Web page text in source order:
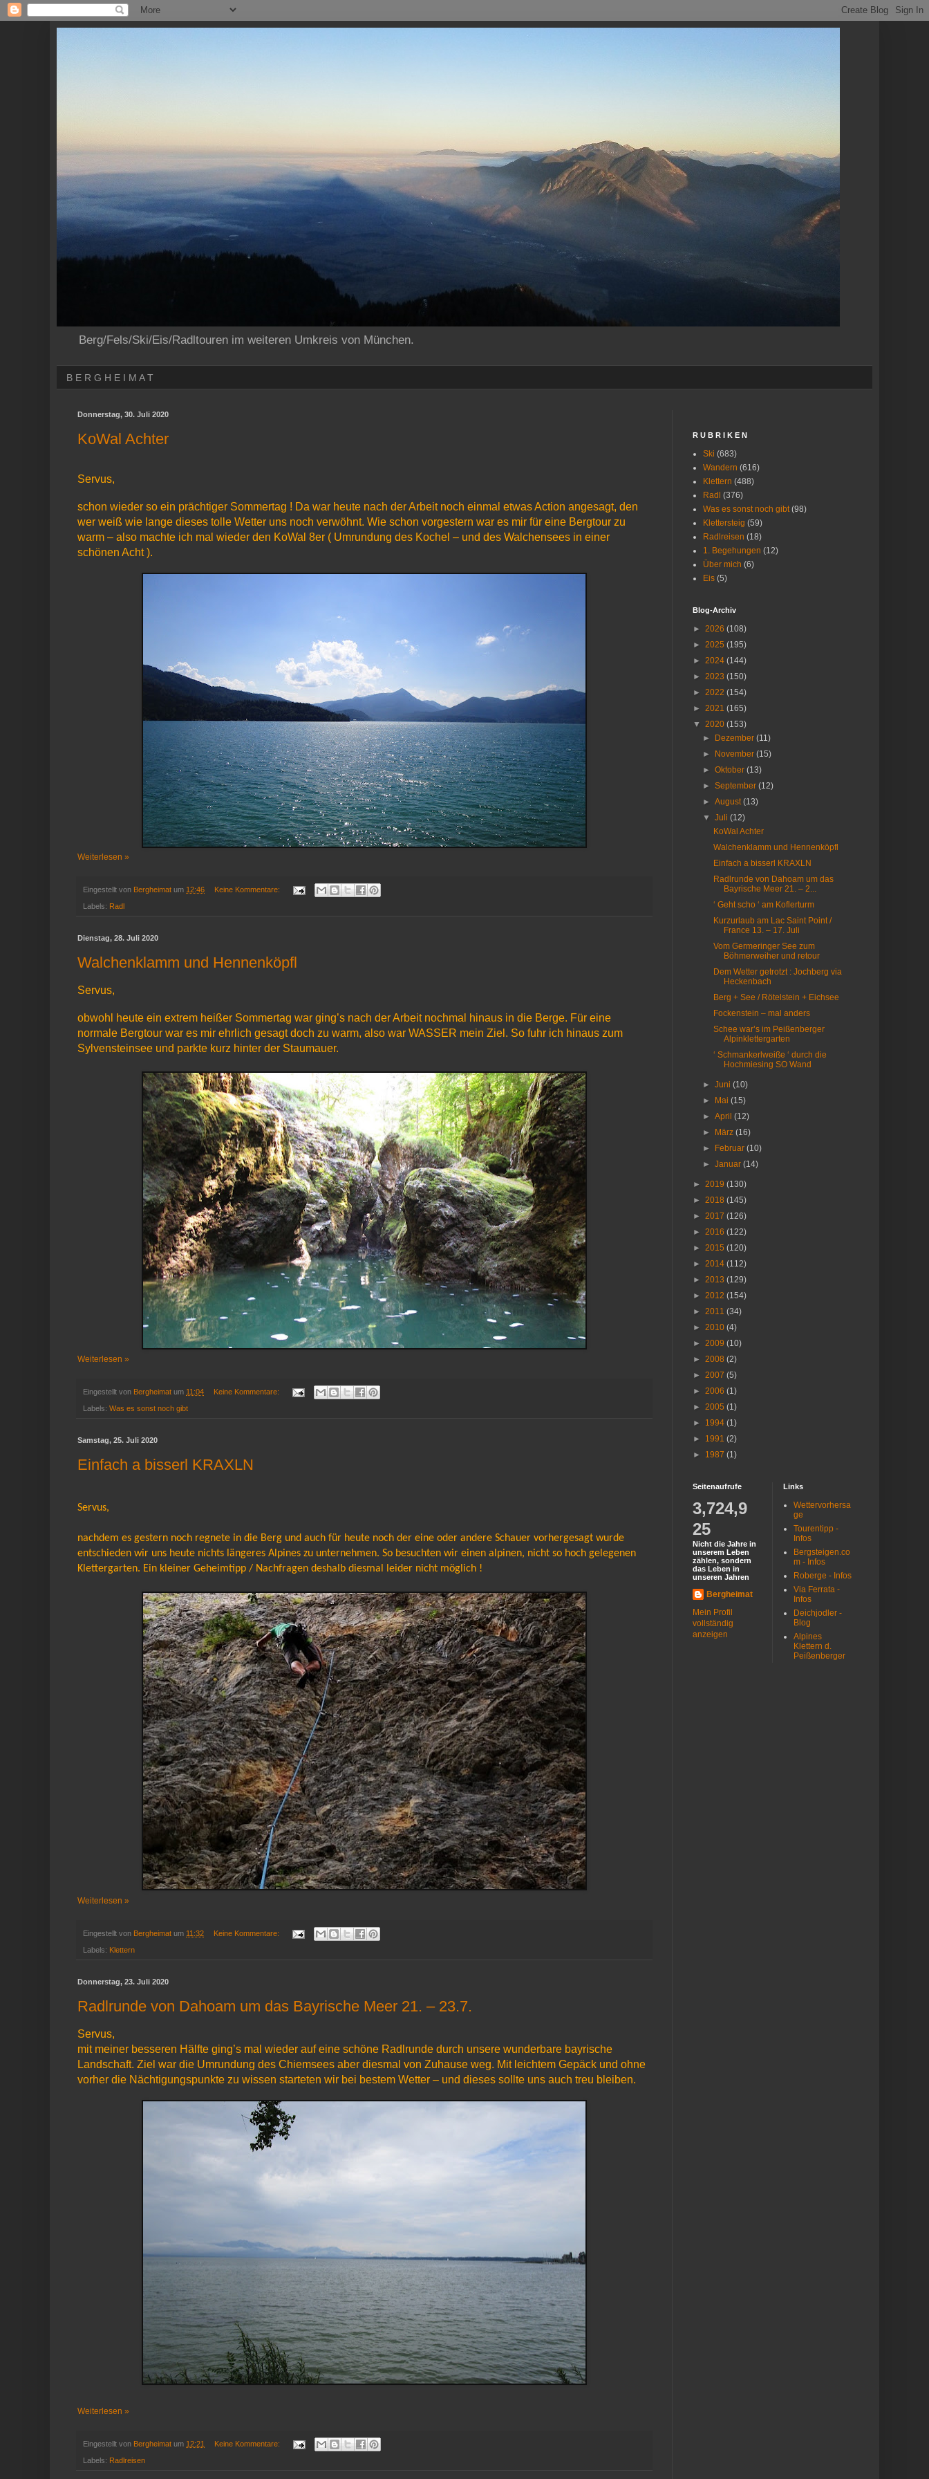
Berg/Fels/Ski/Eis/Radltouren im weiteren Umkreis von München.
B E R G H E I M A T
Donnerstag, 30. Juli 2020
KoWal Achter
Servus,
schon wieder so ein prächtiger Sommertag ! Da war heute nach der Arbeit noch einmal etwas Action angesagt, den
wer weiß wie lange dieses tolle Wetter uns noch verwöhnt. Wie schon vorgestern war es mir für eine Bergtour zu
warm – also machte ich mal wieder den KoWal 8er ( Umrundung des Kochel – und des Walchensees in einer
schönen Acht ).
Weiterlesen »
Eingestellt von Bergheimat um 12:46 Keine Kommentare:
Labels: Radl
Dienstag, 28. Juli 2020
Walchenklamm und Hennenköpfl
Servus,
obwohl heute ein extrem heißer Sommertag war ging’s nach der Arbeit nochmal hinaus in die Berge. Für eine
normale Bergtour war es mir ehrlich gesagt doch zu warm, also war WASSER mein Ziel. So fuhr ich hinaus zum
Sylvensteinsee und parkte kurz hinter der Staumauer.
Weiterlesen »
Eingestellt von Bergheimat um 11:04 Keine Kommentare:
Labels: Was es sonst noch gibt
Samstag, 25. Juli 2020
Einfach a bisserl KRAXLN
Servus,
nachdem es gestern noch regnete in die Berg und auch für heute noch der eine oder andere Schauer vorhergesagt wurde
entschieden wir uns heute nichts längeres Alpines zu unternehmen. So besuchten wir einen alpinen, nicht so hoch gelegenen
Klettergarten. Ein kleiner Geheimtipp / Nachfragen deshalb diesmal leider nicht möglich !
Weiterlesen »
Eingestellt von Bergheimat um 11:32 Keine Kommentare:
Labels: Klettern
Donnerstag, 23. Juli 2020
Radlrunde von Dahoam um das Bayrische Meer 21. – 23.7.
Servus,
mit meiner besseren Hälfte ging’s mal wieder auf eine schöne Radlrunde durch unsere wunderbare bayrische
Landschaft. Ziel war die Umrundung des Chiemsees aber diesmal von Zuhause weg. Mit leichtem Gepäck und ohne
vorher die Nächtigungspunkte zu wissen starteten wir bei bestem Wetter – und dieses sollte uns auch treu bleiben.
Weiterlesen »
Eingestellt von Bergheimat um 12:21 Keine Kommentare:
Labels: Radlreisen
R U B R I K E N
Ski (683)
Wandern (616)
Klettern (488)
Radl (376)
Was es sonst noch gibt (98)
Klettersteig (59)
Radlreisen (18)
1. Begehungen (12)
Über mich (6)
Eis (5)
Blog-Archiv
► 2026 (108)
► 2025 (195)
► 2024 (144)
► 2023 (150)
► 2022 (154)
► 2021 (165)
▼ 2020 (153)
►
Dezember(11)
►
November(15)
►Oktober(13)
►September(12)
►August(13)
▼Juli(12)
KoWal Achter
Walchenklamm und Hennenköpfl
Einfach a bisserl KRAXLN
Radlrunde von Dahoam um das
Bayrische Meer 21. – 2...
‘ Geht scho ‘ am Koflerturm
Kurzurlaub am Lac Saint Point /
France 13. – 17. Juli
Vom Germeringer See zum
Böhmerweiher und retour
Dem Wetter getrotzt : Jochberg via
Heckenbach
Berg + See / Rötelstein + Eichsee
Fockenstein – mal anders
Schee war’s im Peißenberger
Alpinklettergarten
‘ Schmankerlweiße ‘ durch die
Hochmiesing SO Wand
►Juni(10)
►
Mai(15)
►April(12)
►
März(16)
►
Februar(10)
►Januar(14)
► 2019 (130)
► 2018 (145)
► 2017 (126)
► 2016 (122)
► 2015 (120)
► 2014 (112)
► 2013 (129)
► 2012 (154)
► 2011 (34)
► 2010 (4)
► 2009 (10)
► 2008 (2)
► 2007 (5)
► 2006 (1)
► 2005 (1)
► 1994 (1)
► 1991 (2)
► 1987 (1)
Seitenaufrufe
3,724,9
25
Nicht die Jahre in
unserem Leben
zählen, sondern
das Leben in
unseren Jahren
Bergheimat
Mein Profil
vollständig
anzeigen
Links
Wettervorhersa
ge
Tourentipp -
Infos
Bergsteigen.co
m - Infos
Roberge - Infos
Via Ferrata -
Infos
Deichjodler -
Blog
Alpines
Klettern d.
Peißenberger